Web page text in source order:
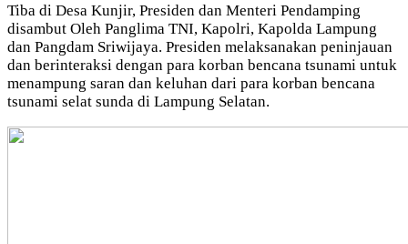
Tiba di Desa Kunjir, Presiden dan Menteri Pendamping
disambut Oleh Panglima TNI, Kapolri, Kapolda Lampung
dan Pangdam Sriwijaya. Presiden melaksanakan peninjauan
dan berinteraksi dengan para korban bencana tsunami untuk
menampung saran dan keluhan dari para korban bencana
tsunami selat sunda di Lampung Selatan.